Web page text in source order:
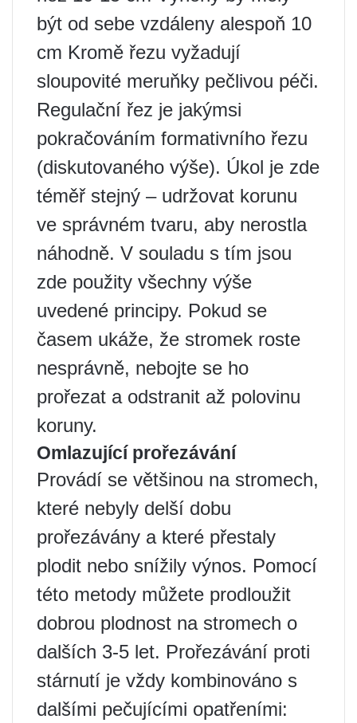
být od sebe vzdáleny alespoň 10
cm Kromě řezu vyžadují
sloupovité meruňky pečlivou péči.
Regulační řez je jakýmsi
pokračováním formativního řezu
(diskutovaného výše). Úkol je zde
téměř stejný – udržovat korunu
ve správném tvaru, aby nerostla
náhodně. V souladu s tím jsou
zde použity všechny výše
uvedené principy. Pokud se
časem ukáže, že stromek roste
nesprávně, nebojte se ho
prořezat a odstranit až polovinu
koruny.
Omlazující prořezávání
Provádí se většinou na stromech,
které nebyly delší dobu
prořezávány a které přestaly
plodit nebo snížily výnos. Pomocí
této metody můžete prodloužit
dobrou plodnost na stromech o
dalších 3-5 let. Prořezávání proti
stárnutí je vždy kombinováno s
dalšími pečujícími opatřeními: